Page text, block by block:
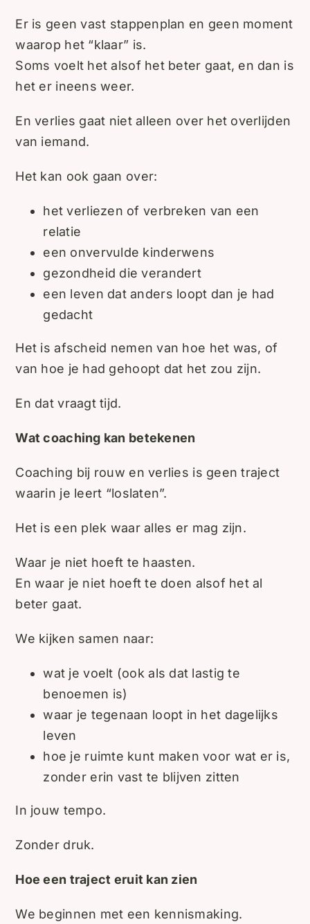
Er is geen vast stappenplan en geen moment
waarop het “klaar” is.
Soms voelt het alsof het beter gaat, en dan is
het er ineens weer.
En verlies gaat niet alleen over het overlijden
van iemand.
Het kan ook gaan over:
het verliezen of verbreken van een
relatie
een onvervulde kinderwens
gezondheid die verandert
een leven dat anders loopt dan je had
gedacht
Het is afscheid nemen van hoe het was, of
van hoe je had gehoopt dat het zou zijn.
En dat vraagt tijd.
Wat coaching kan betekenen
Coaching bij rouw en verlies is geen traject
waarin je leert “loslaten”.
Het is een plek waar alles er mag zijn.
Waar je niet hoeft te haasten.
En waar je niet hoeft te doen alsof het al
beter gaat.
We kijken samen naar:
wat je voelt (ook als dat lastig te
benoemen is)
waar je tegenaan loopt in het dagelijks
leven
hoe je ruimte kunt maken voor wat er is,
zonder erin vast te blijven zitten
In jouw tempo.
Zonder druk.
Hoe een traject eruit kan zien
We beginnen met een kennismaking.